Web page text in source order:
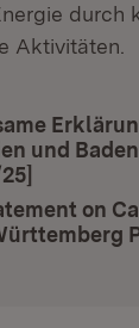
durch
Aktivitäten.
und
on